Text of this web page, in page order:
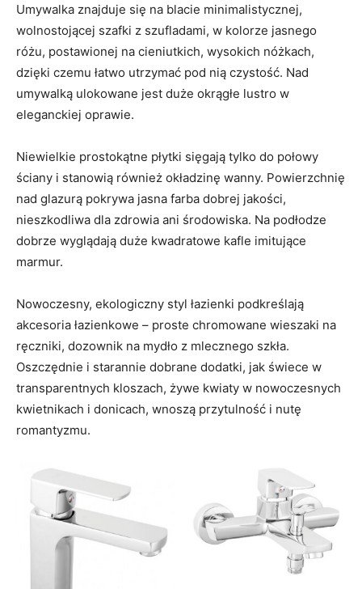
Umywalka znajduje się na blacie minimalistycznej,
wolnostojącej szafki z szufladami, w kolorze jasnego
różu, postawionej na cieniutkich, wysokich nóżkach,
dzięki czemu łatwo utrzymać pod nią czystość. Nad
umywalką ulokowane jest duże okrągłe lustro w
eleganckiej oprawie.
Niewielkie prostokątne płytki sięgają tylko do połowy
ściany i stanowią również okładzinę wanny. Powierzchnię
nad glazurą pokrywa jasna farba dobrej jakości,
nieszkodliwa dla zdrowia ani środowiska. Na podłodze
dobrze wyglądają duże kwadratowe kafle imitujące
marmur.
Nowoczesny, ekologiczny styl łazienki podkreślają
akcesoria łazienkowe – proste chromowane wieszaki na
ręczniki, dozownik na mydło z mlecznego szkła.
Oszczędnie i starannie dobrane dodatki, jak świece w
transparentnych kloszach, żywe kwiaty w nowoczesnych
kwietnikach i donicach, wnoszą przytulność i nutę
romantyzmu.